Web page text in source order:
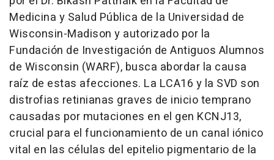
Medicina y Salud Pública de la Universidad de
Wisconsin-Madison y autorizado por la
Fundación de Investigación de Antiguos Alumnos
de Wisconsin (WARF), busca abordar la causa
raíz de estas afecciones. La LCA16 y la SVD son
distrofias retinianas graves de inicio temprano
causadas por mutaciones en el gen KCNJ13,
crucial para el funcionamiento de un canal iónico
vital en las células del epitelio pigmentario de la